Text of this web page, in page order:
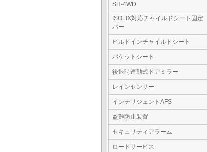
SH-4WD
ISOFIX対応チャイルドシート固定
バー
ビルドインチャイルドシート
バケットシート
後退時連動式ドアミラー
レインセンサー
インテリジェントAFS
盗難防止装置
セキュリティアラーム
ロードサービス